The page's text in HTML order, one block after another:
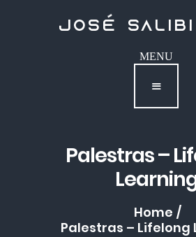
Palestras –
Home
Palestras – Lifelong
Contato